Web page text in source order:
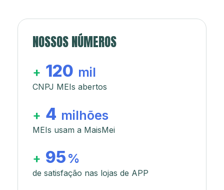
NOSSOS NÚMEROS
+ 120 mil
CNPJ MEIs abertos
+ 4 milhões
MEIs usam a MaisMei
+ 95 %
de satisfação nas lojas de APP